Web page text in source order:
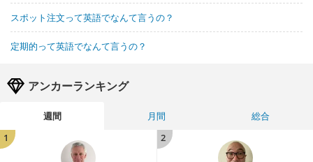
スポット注文って英語でなんて言うの？
定期的って英語でなんて言うの？
アンカーランキング
週間 月間
総合
1
2